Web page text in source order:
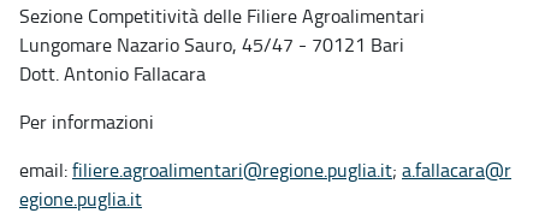
Sezione Competitività delle Filiere Agroalimentari
Lungomare Nazario Sauro, 45/47 - 70121 Bari
Dott. Antonio Fallacara
Per informazioni
email:filiere.agroalimentari@regione.puglia.it; a.fallacara@r
egione.puglia.it